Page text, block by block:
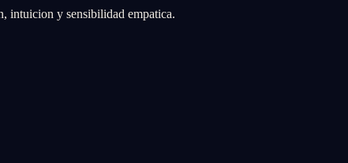
intuicion y sensibilidad empatica.